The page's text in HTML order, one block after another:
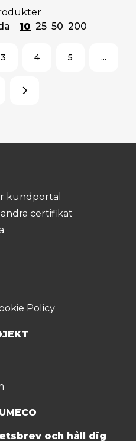
10 25 50 200
3 4 5 ...
kundportal
andra certifikat
Policy
och håll dig